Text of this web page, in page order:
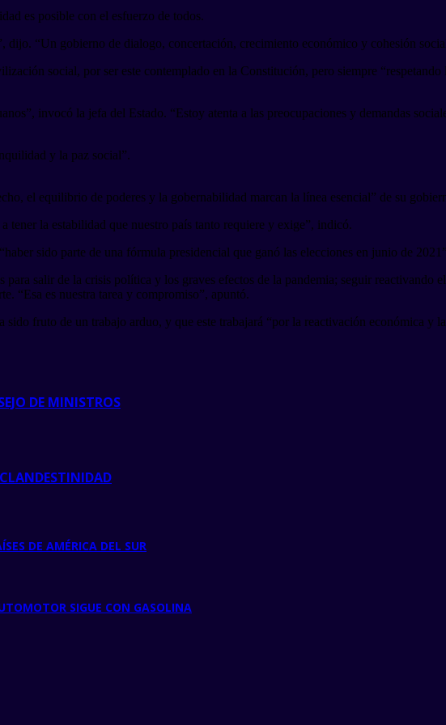
es posible con el esfuerzo de todos.
dijo. “Un gobierno de dialogo, concertación, crecimiento económico y cohesión
social, por ser este contemplado en la Constitución, pero siempre
invocó la jefa del Estado. “Estoy atenta a las preocupaciones y demandas
y la paz social”.
el equilibrio de poderes y la gobernabilidad marcan la línea esencial” de su
tener la estabilidad que nuestro país tanto requiere y exige”, indicó.
sido parte de una fórmula presidencial que ganó las elecciones en junio de
salir de la crisis política y los graves efectos de la pandemia; seguir reactivando
“Esa es nuestra tarea y compromiso”, apuntó.
fruto de un trabajo arduo, y que este trabajará “por la reactivación económica y
DE MINISTROS
DE AMÉRICA DEL SUR
SIGUE CON GASOLINA